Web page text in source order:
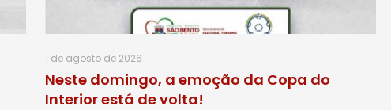
1 de agosto de 2026
Neste domingo, a emoção da Copa do
Interior está de volta!